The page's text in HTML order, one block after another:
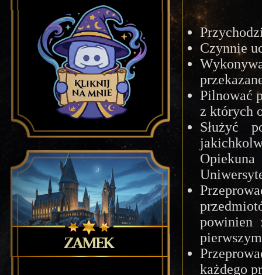
Czynnie
Pilnować
z których
Służyć
powinien
każdego